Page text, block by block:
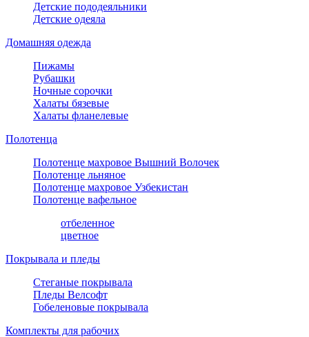
Детские пододеяльники
Детские одеяла
Домашняя одежда
Пижамы
Рубашки
Ночные сорочки
Халаты бязевые
Халаты фланелевые
Полотенца
Полотенце махровое Вышний Волочек
Полотенце льняное
Полотенце махровое Узбекистан
Полотенце вафельное
отбеленное
цветное
Покрывала и пледы
Стеганые покрывала
Пледы Велсофт
Гобеленовые покрывала
Комплекты для рабочих